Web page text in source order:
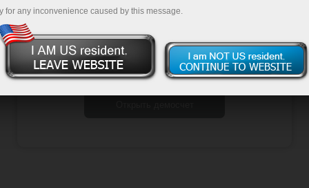
Открыть торговый счет
for any inconvenience caused by this message.